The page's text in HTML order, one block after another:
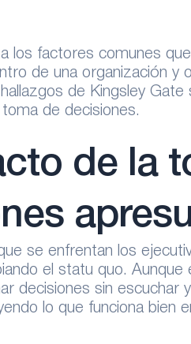
los factores comunes
de una organización y
de Kingsley
de decisiones.
de la
se enfrentan los
el statu quo.
decisiones sin escuchar
lo que funciona bien